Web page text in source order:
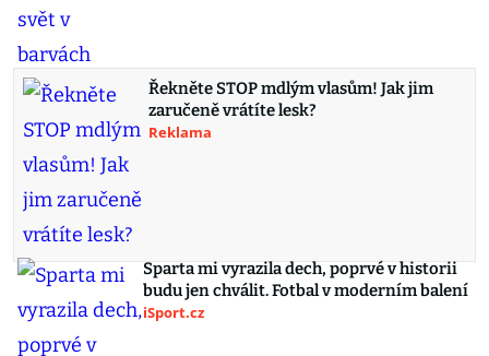
Řekněte STOP mdlým vlasům! Jak jim
zaručeně vrátíte lesk?
Reklama
Sparta mi vyrazila dech, poprvé v historii
budu jen chválit. Fotbal v moderním balení
iSport.cz